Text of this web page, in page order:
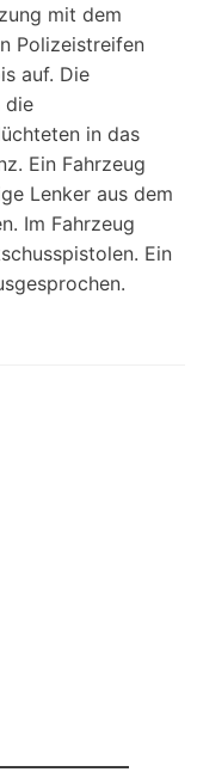
mit dem
Polizeistreifen
auf. Die
die
in das
Ein Fahrzeug
Lenker aus dem
Im Fahrzeug
Ein